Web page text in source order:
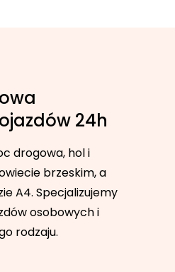
24h
drogowa, hol i
brzeskim, a
A4. Specjalizujemy
osobowych i
rodzaju.